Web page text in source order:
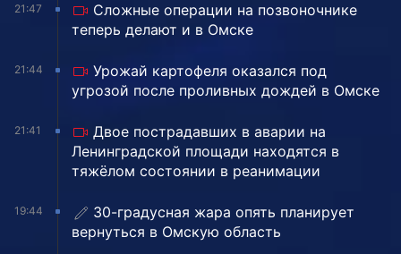
21:47
Сложные операции на позвоночнике
теперь делают и в Омске
21:44
Урожай картофеля оказался под
угрозой после проливных дождей в Омске
21:41
Двое пострадавших в аварии на
Ленинградской площади находятся в
тяжёлом состоянии в реанимации
19:44
30-градусная жара опять планирует
вернуться в Омскую область